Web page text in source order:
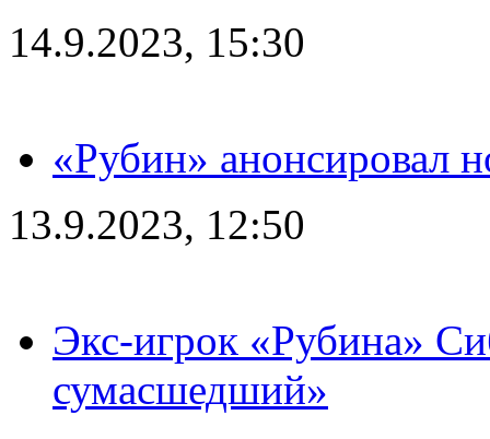
14.9.2023, 15:30
«Рубин» анонсировал
13.9.2023, 12:50
Экс-игрок «Рубина»
сумасшедший»